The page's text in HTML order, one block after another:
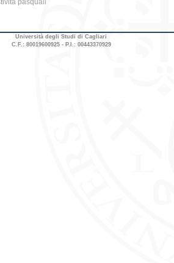
pasquali
Università degli Studi di Cagliari
C.F.: 80019600925 - P.I.: 00443370929